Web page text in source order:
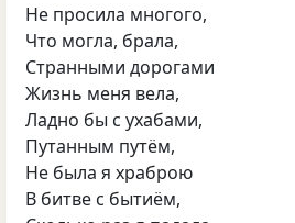
Не просила многого,
Что могла, брала,
Странными дорогами
Жизнь меня вела,
Ладно бы с ухабами,
Путанным путём,
Не была я храброю
В битве с бытиём,